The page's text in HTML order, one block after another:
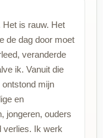
Het is rauw. Het
de dag door moet
veranderde
ik. Vanuit die
mijn
en
jongeren, ouders
verlies. Ik werk